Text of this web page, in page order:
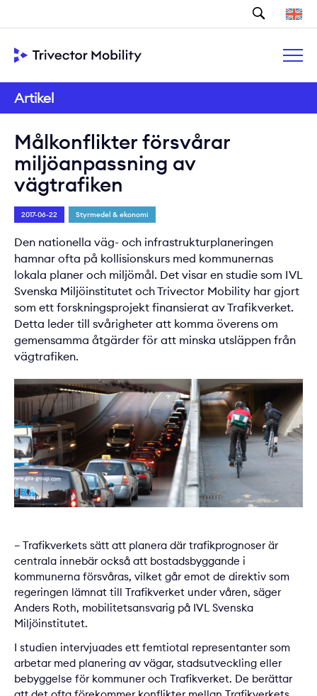
Sök
Artikel
Målkonflikter försvårar
miljöanpassning av
vägtrafiken
2017-06-22 Styrmedel & ekonomi
Den nationella väg- och infrastrukturplaneringen
hamnar ofta på kollisionskurs med kommunernas
lokala planer och miljömål. Det visar en studie som IVL
Svenska Miljöinstitutet och Trivector Mobility har gjort
som ett forskningsprojekt finansierat av Trafikverket.
Detta leder till svårigheter att komma överens om
gemensamma åtgärder för att minska utsläppen från
vägtrafiken.
– Trafikverkets sätt att planera där trafikprognoser är
centrala innebär också att bostadsbyggande i
kommunerna försvåras, vilket går emot de direktiv som
regeringen lämnat till Trafikverket under våren, säger
Anders Roth, mobilitetsansvarig på IVL Svenska
Miljöinstitutet.
I studien intervjuades ett femtiotal representanter som
arbetar med planering av vägar, stadsutveckling eller
bebyggelse för kommuner och Trafikverket. De berättar